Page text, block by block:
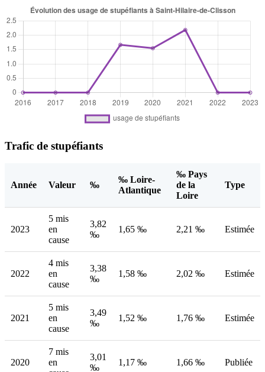
Trafic de stupéfiants
Année Valeur ‰
‰ Loire-
Atlantique
‰ Pays
de la
Loire
Type
2023
5 mis
en
cause
3,82
‰
1,65 ‰ 2,21 ‰ Estimée
2022
4 mis
en
cause
3,38
‰
1,58 ‰ 2,02 ‰ Estimée
2021
5 mis
en
cause
3,49
‰
1,52 ‰ 1,76 ‰ Estimée
2020
7 mis
en
3,01
‰
1,17 ‰ 1,66 ‰ Publiée